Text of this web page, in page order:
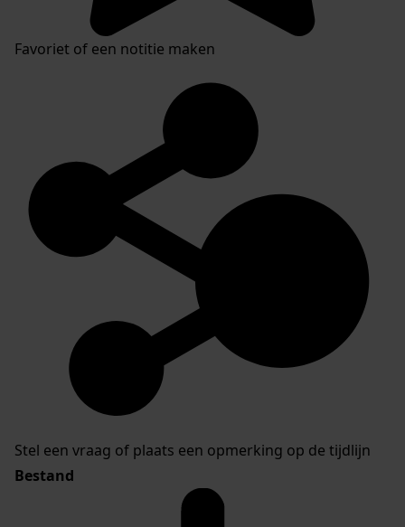
Favoriet of een notitie maken
Stel een vraag of plaats een opmerking op de tijdlijn
Bestand